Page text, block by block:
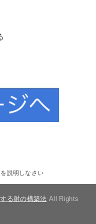
説明しなさい
る射の構築法 All Rights